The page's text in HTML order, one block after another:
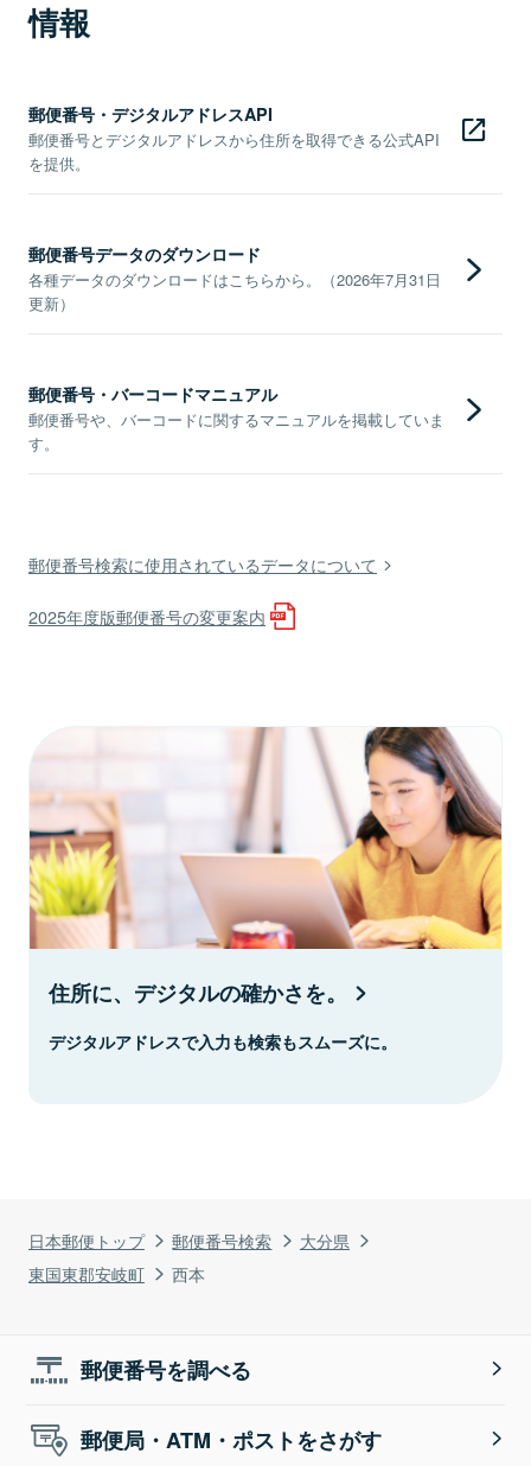
日本郵便トップ 郵便番号検索
大分県
東国東郡安岐町
西本
情報
郵便番号・デジタルアドレスAPI
郵便番号とデジタルアドレスから住所を取得できる公式API
を提供。
郵便番号データのダウンロード
各種データのダウンロードはこちらから。（2026年7月31日
更新）
郵便番号・バーコードマニュアル
郵便番号や、バーコードに関するマニュアルを掲載していま
す。
郵便番号検索に使用されているデータについて
2025年度版郵便番号の変更案内
住所に、デジタルの確かさを。
デジタルアドレスで入力も検索もスムーズに。
郵便番号を調べる
郵便局・ATM・ポストをさがす